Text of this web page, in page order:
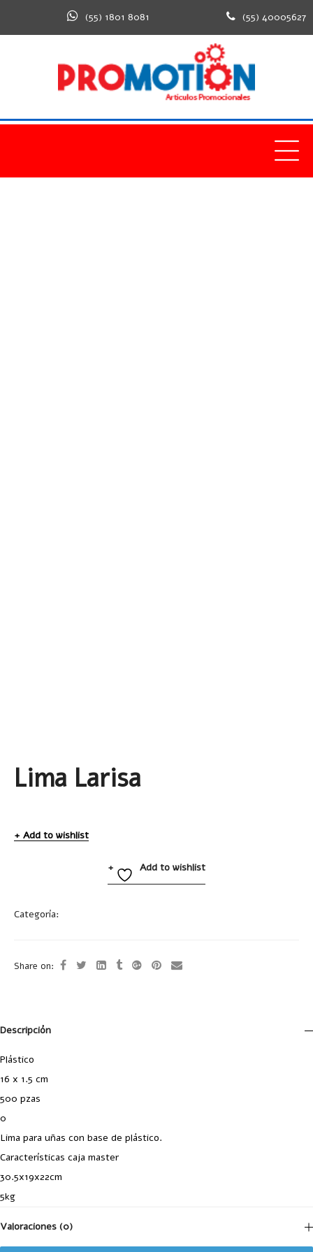
(55) 1801 8081 (55) 40005627
Lima Larisa
Add to wishlist
Add to wishlist
Categoría:
Share on:
Descripción
Plástico
16 x 1.5 cm
500 pzas
0
Lima para uñas con base de plástico.
Características caja master
30.5x19x22cm
5kg
Valoraciones (0)